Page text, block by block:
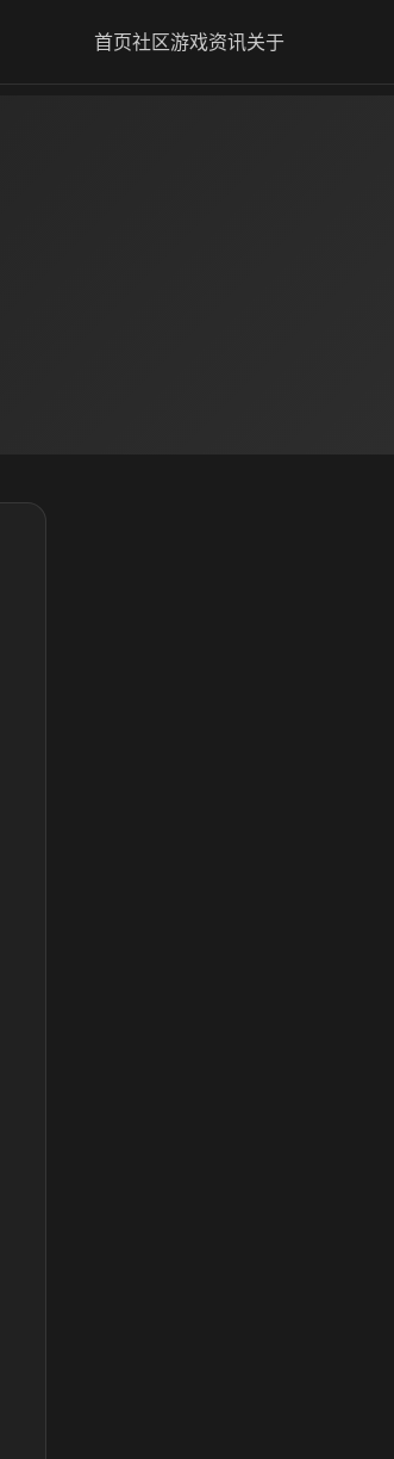
首页社区游戏资讯关于